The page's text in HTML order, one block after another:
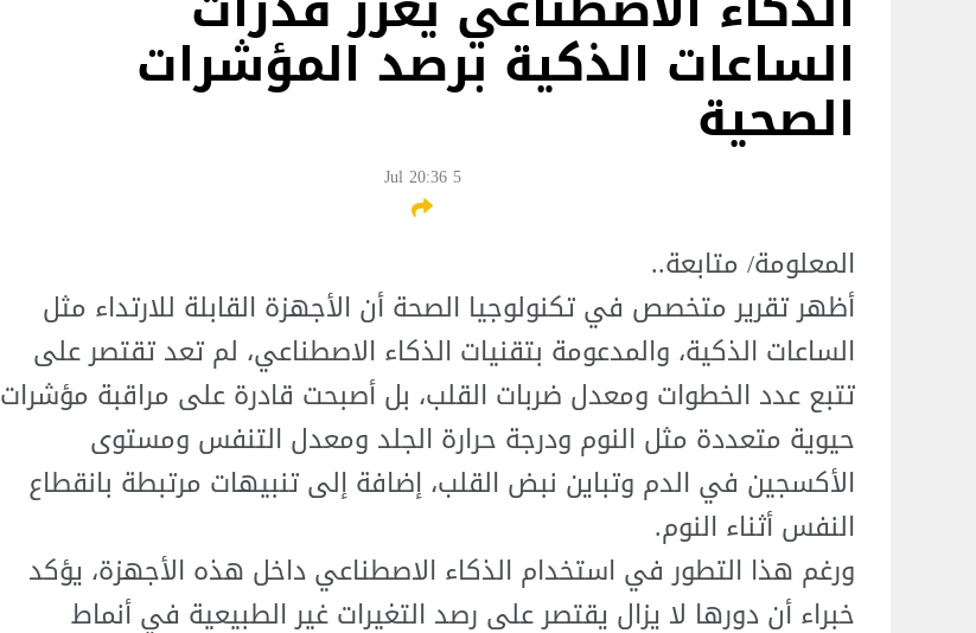
الساعات الذكية برصد المؤشرات
الصحية
5 Jul 20:36
المعلومة/ متابعة..
أظهر تقرير متخصص في تكنولوجيا الصحة أن الأجهزة القابلة للارتداء مثل
الساعات الذكية، والمدعومة بتقنيات الذكاء الاصطناعي، لم تعد تقتصر على
تتبع عدد الخطوات ومعدل ضربات القلب، بل أصبحت قادرة على مراقبة مؤشرات
حيوية متعددة مثل النوم ودرجة حرارة الجلد ومعدل التنفس ومستوى
الأكسجين في الدم وتباين نبض القلب، إضافة إلى تنبيهات مرتبطة بانقطاع
النفس أثناء النوم.
ورغم هذا التطور في استخدام الذكاء الاصطناعي داخل هذه الأجهزة، يؤكد
خبراء أن دورها لا يزال يقتصر على رصد التغيرات غير الطبيعية في أنماط